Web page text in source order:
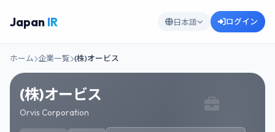
Japan IR 日本語 ログイン
ホーム 企業一覧 (株)オービス
(株)オービス
Orvis Corporation